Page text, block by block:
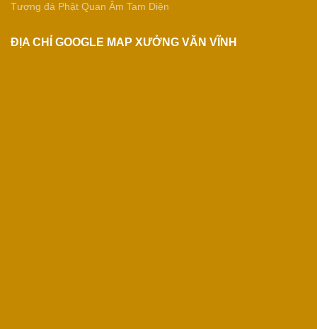
Tượng đá Phật Quan Âm Tam Diện
ĐỊA CHỈ GOOGLE MAP XƯỞNG VĂN VĨNH